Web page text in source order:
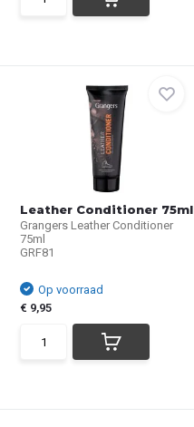
Leather Conditioner 75ml
Grangers Leather Conditioner
75ml
GRF81
Op voorraad
€ 9,95